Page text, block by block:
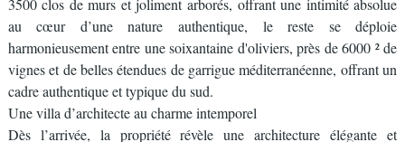
3500 clos de murs et joliment arborés, offrant une intimité absolue
au cœur d’une nature authentique, le reste se déploie
harmonieusement entre une soixantaine d'oliviers, près de 6000 ² de
vignes et de belles étendues de garrigue méditerranéenne, offrant un
cadre authentique et typique du sud.
Une villa d’architecte au charme intemporel
Dès l’arrivée, la propriété révèle une architecture élégante et